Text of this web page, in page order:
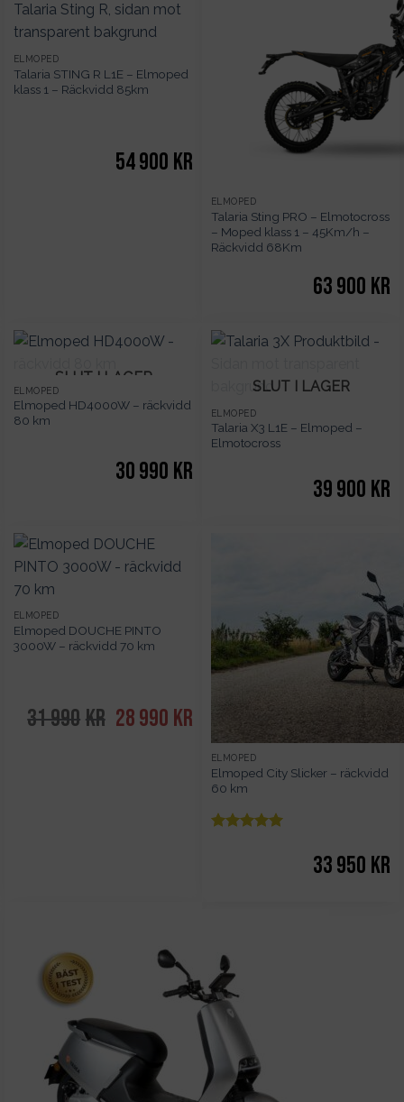
ELMOPED
Talaria STING R L1E – Elmoped
klass 1 – Räckvidd 85km
54 900 kr
ELMOPED
Talaria Sting PRO – Elmotocross
– Moped klass 1 – 45Km/h –
Räckvidd 68Km
63 900 kr
SLUT I LAGER
ELMOPED
Elmoped HD4000W – räckvidd
80 km
30 990 kr
SLUT I LAGER
ELMOPED
Talaria X3 L1E – Elmoped –
Elmotocross
39 900 kr
ELMOPED
Elmoped DOUCHE PINTO
3000W – räckvidd 70 km
31 990kr Det
ursprungliga
28 990 kr
priset
ELMOPED
Elmoped City Slicker – räckvidd
60 km
33 950 kr